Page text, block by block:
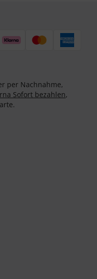
per Nachnahme,
Sofort bezahlen,